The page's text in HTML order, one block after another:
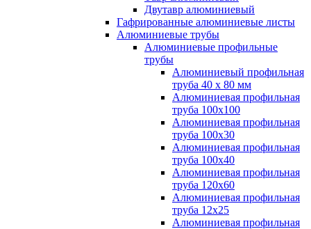
Двутавр алюминиевый
Гафрированные алюминиевые листы
Алюминиевые трубы
Алюминиевые профильные
трубы
Алюминиевый профильная
труба 40 х 80 мм
Алюминиевая профильная
труба 100х100
Алюминиевая профильная
труба 100х30
Алюминиевая профильная
труба 100х40
Алюминиевая профильная
труба 120х60
Алюминиевая профильная
труба 12x25
Алюминиевая профильная